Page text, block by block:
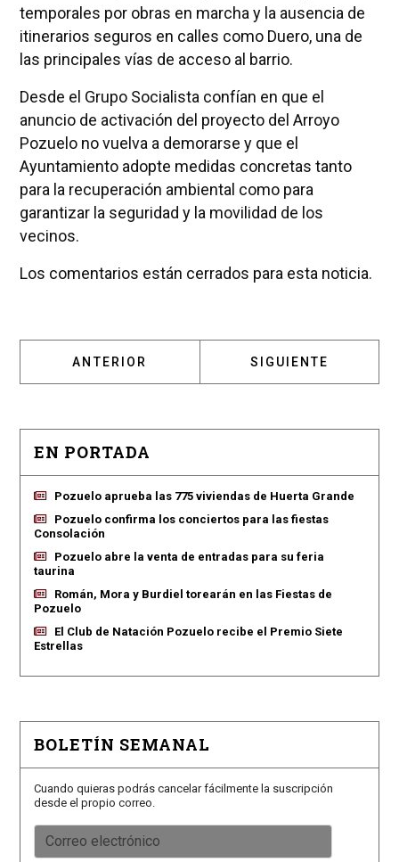
temporales por obras en marcha y la ausencia de
itinerarios seguros en calles como Duero, una de
las principales vías de acceso al barrio.
Desde el Grupo Socialista confían en que el
anuncio de activación del proyecto del Arroyo
Pozuelo no vuelva a demorarse y que el
Ayuntamiento adopte medidas concretas tanto
para la recuperación ambiental como para
garantizar la seguridad y la movilidad de los
vecinos.
Los comentarios están cerrados para esta noticia.
ARTÍCULO ANTERIOR: CABAL DENUNCIA
ANTERIOR ARTÍCULO
SIGUIENTE
EN PORTADA
Pozuelo aprueba las 775 viviendas de Huerta Grande
Pozuelo confirma los conciertos para las fiestas
Consolación
Pozuelo abre la venta de entradas para su feria
taurina
Román, Mora y Burdiel torearán en las Fiestas de
Pozuelo
El Club de Natación Pozuelo recibe el Premio Siete
Estrellas
BOLETÍN SEMANAL
Cuando quieras podrás cancelar fácilmente la suscripción
desde el propio correo.